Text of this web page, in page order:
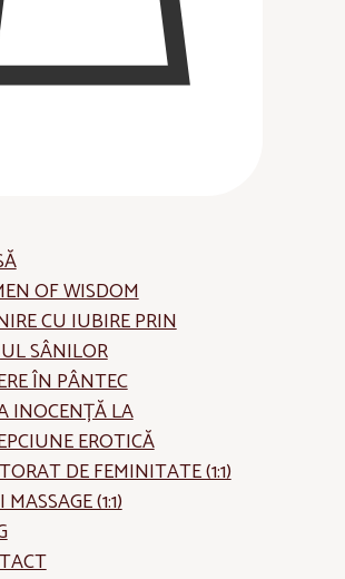
OF WISDOM
CU IUBIRE PRIN
SÂNILOR
ÎN PÂNTEC
INOCENȚĂ LA
EROTICĂ
DE FEMINITATE (1:1)
(1:1)